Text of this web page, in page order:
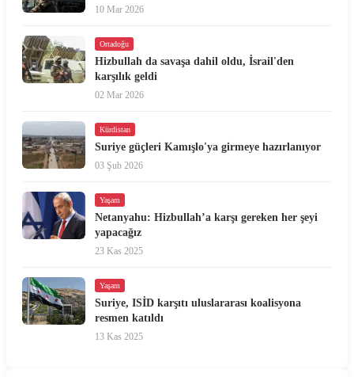
10 Mar 2026
Ortadoğu
Hizbullah da savaşa dahil oldu, İsrail'den
karşılık geldi
02 Mar 2026
Kürdistan
Suriye güçleri Kamışlo'ya girmeye hazırlanıyor
03 Şub 2026
Yaşam
Netanyahu: Hizbullah’a karşı gereken her şeyi
yapacağız
23 Kas 2025
Yaşam
Suriye, ISİD karşıtı uluslararası koalisyona
resmen katıldı
13 Kas 2025